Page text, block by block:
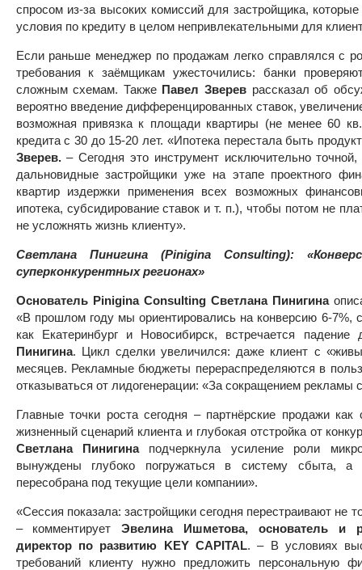
спросом из-за высоких комиссий для застройщика,
условия по кредиту в целом непривлекательными для
Если раньше менеджер по продажам легко справлялся с
требования к заёмщикам ужесточились: банки
сложным схемам. Также Павел Зверев рассказал об
вероятно введение дифференцированных ставок,
возможная привязка к площади квартиры (не менее 60
кредита с 30 до 15-20 лет. «Ипотека перестала быть
Зверев.– Сегодня это инструмент исключительно
дальновидные застройщики уже на этапе проектного
квартир издержки применения всех возможных
ипотека, субсидирование ставок и т. п.), чтобы потом не
не усложнять жизнь клиенту».
Светлана Пинигина (Pinigina Consulting):
суперконкурентных регионах»
Основатель Pinigina Consulting Светлана Пинигина
«В прошлом году мы ориентировались на конверсию 6-7%,
как Екатеринбург и Новосибирск, встречается
Пинигина. Цикл сделки увеличился: даже клиент с
месяцев. Рекламные бюджеты перераспределяются в
отказываться от лидогенерации: «За сокращением рекламы
Главные точки роста сегодня – партнёрские продажи как
жизненный сценарий клиента и глубокая отстройка от
Светлана Пинигинаподчеркнула усиление роли
вынуждены глубоко погружаться в систему сбыта, а
пересобрана под текущие цели компании».
«Сессия показала: застройщики сегодня перестраивают не
– комментируетЭвелина Ишметова,основатель и
директор по развитию KEY CAPITAL. – В условиях
требований клиенту нужно предложить персональную